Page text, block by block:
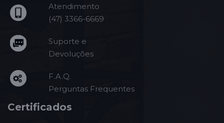
Atendimento
(47) 3366-6669
Suporte e
Devoluções
F.A.Q.
Perguntas Frequentes
Certificados